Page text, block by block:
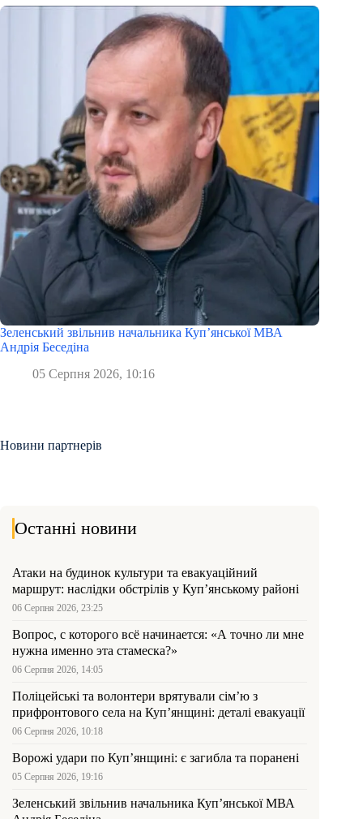
Зеленський звільнив начальника Купʼянської МВА
Андрія Беседіна
05 Серпня 2026, 10:16
Новини партнерів
Останні новини
Атаки на будинок культури та евакуаційний
маршрут: наслідки обстрілів у Куп’янському районі
06 Серпня 2026, 23:25
Вопрос, с которого всё начинается: «А точно ли мне
нужна именно эта стамеска?»
06 Серпня 2026, 14:05
Поліцейські та волонтери врятували сім’ю з
прифронтового села на Куп’янщині: деталі евакуації
06 Серпня 2026, 10:18
Ворожі удари по Куп’янщині: є загибла та поранені
05 Серпня 2026, 19:16
Зеленський звільнив начальника Купʼянської МВА